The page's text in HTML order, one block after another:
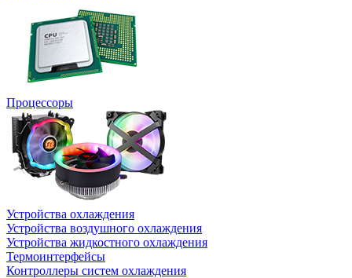
Процессоры
Устройства охлаждения
Устройства воздушного охлаждения
Устройства жидкостного охлаждения
Термоинтерфейсы
Контроллеры систем охлаждения